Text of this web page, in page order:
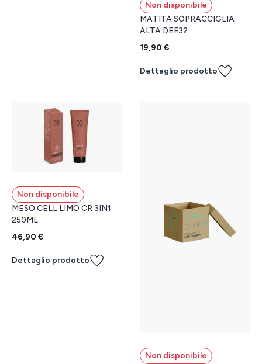
Non disponibile
MATITA SOPRACCIGLIA
ALTA DEF32
19,90 €
Dettaglio prodotto
Non disponibile
MESO CELL LIMO CR 3IN1
250ML
46,90 €
Dettaglio prodotto
Non disponibile